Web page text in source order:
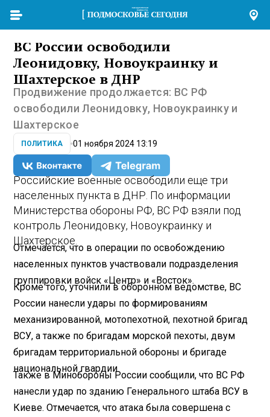
ВС России освободили
Леонидовку, Новоукраинку и
Шахтерское в ДНР
Продвижение продолжается: ВС РФ
освободили Леонидовку, Новоукраинку и
Шахтерское
ПОЛИТИКА 01 ноября 2024 13:19
Российские военные освободили еще три
населенных пункта в ДНР. По информации
Министерства обороны РФ, ВС РФ взяли под
контроль Леонидовку, Новоукраинку и
Шахтерское.
Отмечается, что в операции по освобождению
населенных пунктов участвовали подразделения
группировки войск «Центр» и «Восток».
Кроме того, уточнили в оборонном ведомстве, ВС
России нанесли удары по формированиям
механизированной, мотопехотной, пехотной бригад
ВСУ, а также по бригадам морской пехоты, двум
бригадам территориальной обороны и бригаде
национальной гвардии.
Также в Минобороны России сообщили, что ВС РФ
нанесли удар по зданию Генерального штаба ВСУ в
Киеве. Отмечается, что атака была совершена с